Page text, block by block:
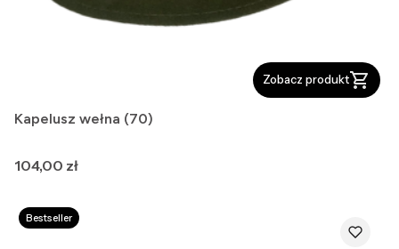
Zobacz produkt
Kapelusz wełna (70)
Cena
104,00 zł
Bestseller